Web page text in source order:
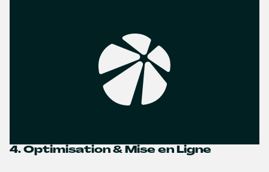
4. Optimisation & Mise en Ligne